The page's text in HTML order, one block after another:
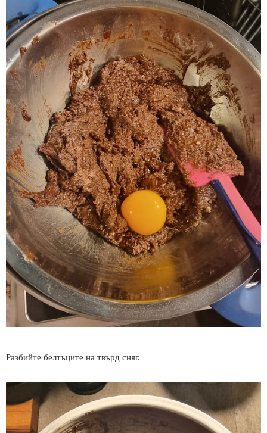
Разбийте белтъците на твърд сняг.